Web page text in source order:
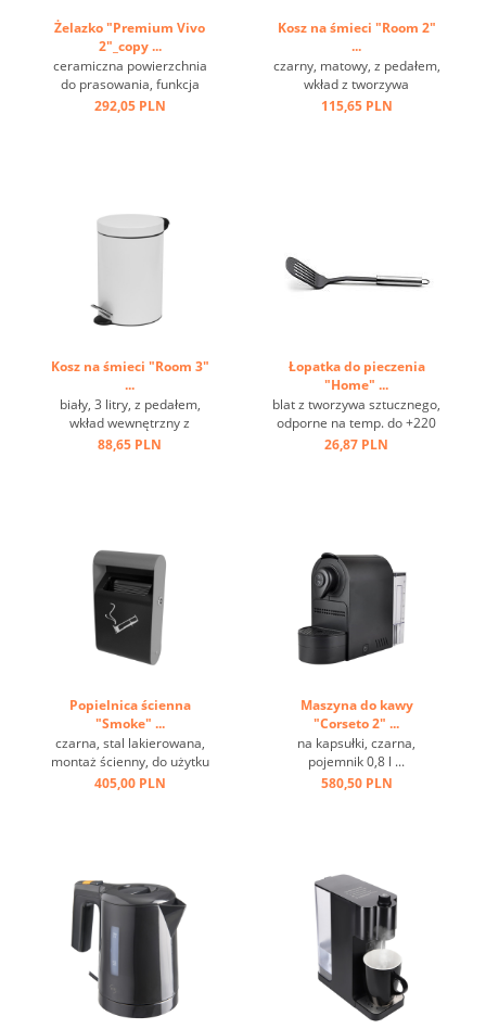
Żelazko "Premium Vivo
2"_copy ...
ceramiczna powierzchnia
do prasowania, funkcja
sprzyskiwania i pary,
292,05 PLN
Kosz na śmieci "Room 2"
...
czarny, matowy, z pedałem,
wkład z tworzywa
sztucznego, ring na spodzie
115,65 PLN
Kosz na śmieci "Room 3"
...
biały, 3 litry, z pedałem,
wkład wewnętrzny z
tworzywa sztucznego ...
88,65 PLN
Łopatka do pieczenia
"Home" ...
blat z tworzywa sztucznego,
odporne na temp. do +220
st.C, stal nierdzewna, oczko
26,87 PLN
Popielnica ścienna
"Smoke" ...
czarna, stal lakierowana,
montaż ścienny, do użytku
zewnętrznego ...
405,00 PLN
Maszyna do kawy
"Corseto 2" ...
na kapsułki, czarna,
pojemnik 0,8 l ...
580,50 PLN